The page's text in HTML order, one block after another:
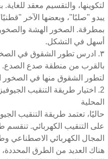
لتكوينها، والتقسيم معقد
يبدو "صلبًا"، وبعضها الآخر
بمطرقة. الصخور الهشة والصخور
أسهل في التشكل.
٣. ادرس تطور الشقوق في
بالقرب من منطقة صدع الصدع.
لتطور الشقوق منها في الصخور
2. اختيار طريقة التنقيب
المحلية
حاليًا، تعتمد طريقة التنقيب
على التنقيب الكهربائي.
المجال الكهربائي الاصطناعي
هناك العديد من الطرق